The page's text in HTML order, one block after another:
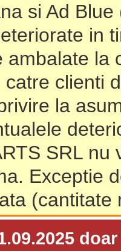
si Ad
in
ambalate la
catre clienti
la
SRL
Exceptie
(cantitate